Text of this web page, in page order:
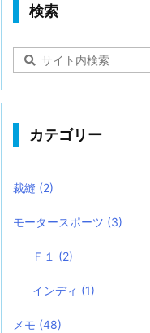
検索
カテゴリー
裁縫 (2)
モータースポーツ (3)
Ｆ１ (2)
インディ (1)
メモ (48)